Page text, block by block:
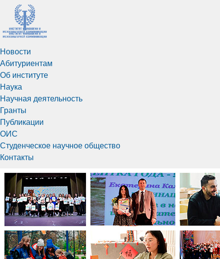
Новости
Абитуриентам
Об институте
Наука
Научная деятельность
Гранты
Публикации
ОИС
Студенческое научное общество
Контакты